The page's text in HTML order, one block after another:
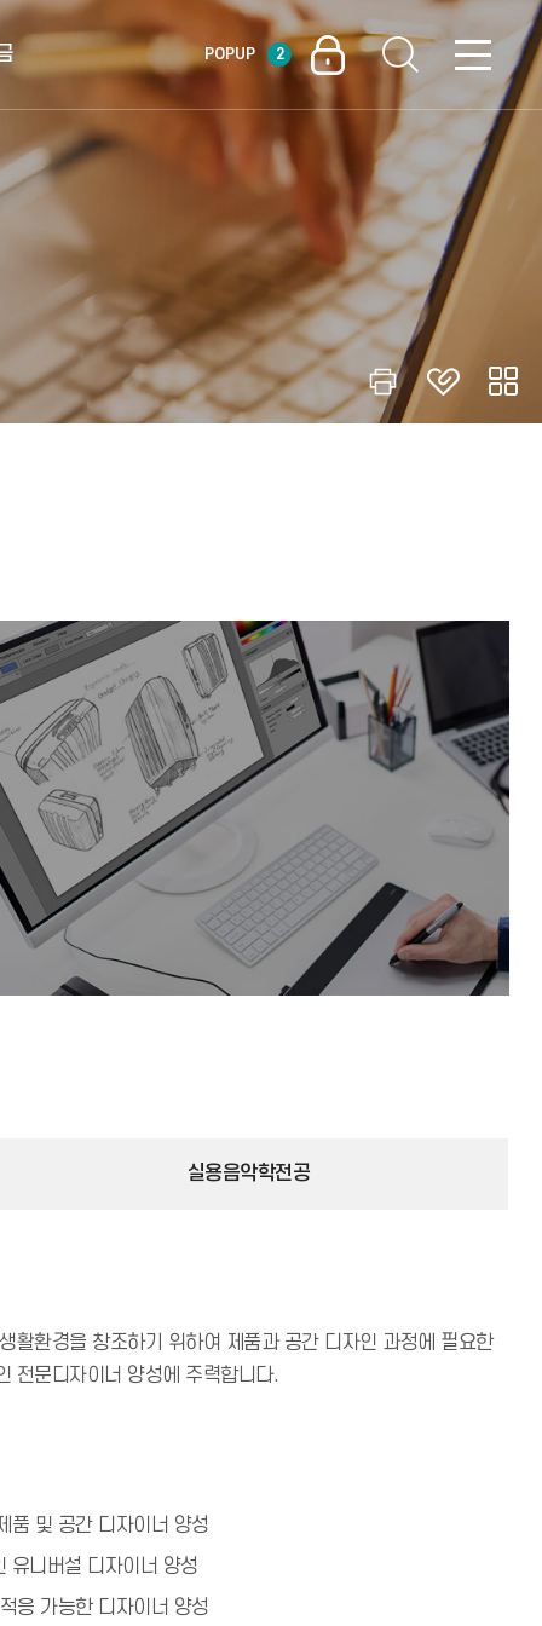
POPUP 2
실용음악학전공
활환경을 창조하기 위하여 제품과 공간 디자인 과정에 필요한
전문디자이너 양성에 주력합니다.
품 및 공간 디자이너 양성
유니버설 디자이너 양성
응 가능한 디자이너 양성